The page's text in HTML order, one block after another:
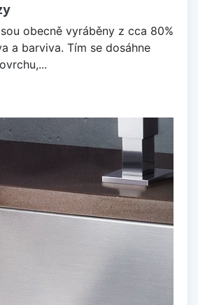
obecně vyráběny z cca 80%
a barviva. Tím se dosáhne